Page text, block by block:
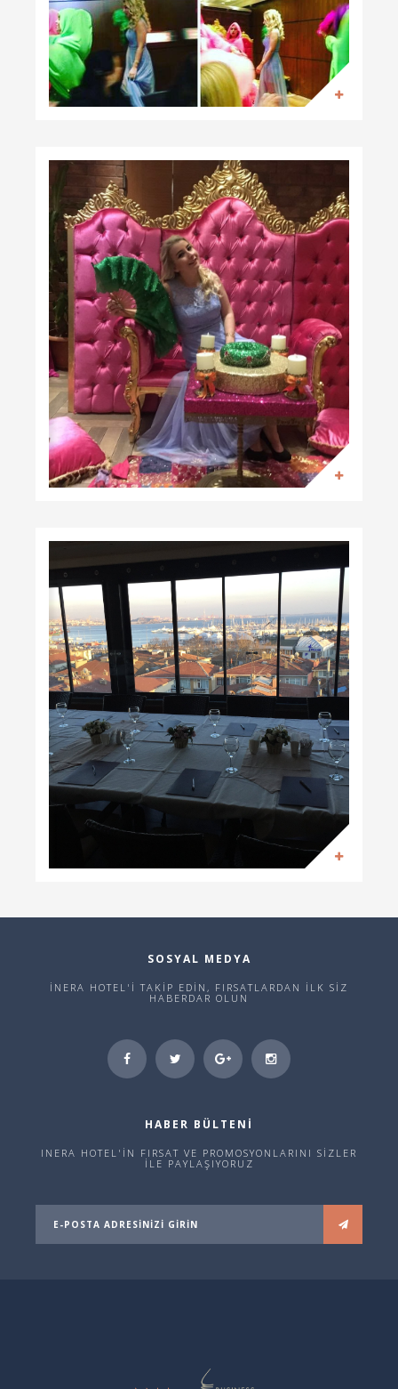
SOSYAL MEDYA
İNERA HOTEL'İ TAKİP EDİN, FIRSATLARDAN İLK SİZ
HABERDAR OLUN
HABER BÜLTENİ
INERA HOTEL'İN FIRSAT VE PROMOSYONLARINI SİZLER
İLE PAYLAŞIYORUZ